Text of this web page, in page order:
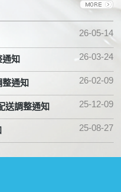
26-05-14
通知 26-03-24
整通知 26-02-09
送調整通知 25-12-09
25-08-27